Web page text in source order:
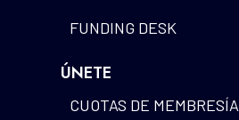
FUNDING DESK
ÚNETE
CUOTAS DE MEMBRESÍA